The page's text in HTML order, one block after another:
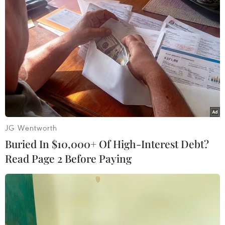
(TTXVN/Vietnam+)
#du lịch
JG Wentworth
Buried In $10,000+ Of High-Interest Debt?
Read Page 2 Before Paying